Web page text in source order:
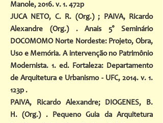
Manole, 2016. v. 1. 472p
JUCA NETO, C. R. (Org.) ; PAIVA, Ricardo
Alexandre (Org.) . Anais 5° Seminário
DOCOMOMO Norte Nordeste: Projeto, Obra,
Uso e Memória. A intervenção no Patrimônio
Modernista. 1. ed. Fortaleza: Departamento
de Arquitetura e Urbanismo - UFC, 2014. v. 1.
123p .
PAIVA, Ricardo Alexandre; DIOGENES, B.
H. (Org.) . Pequeno Guia da Arquitetura